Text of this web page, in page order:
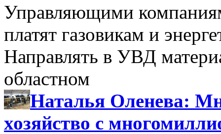
Управляющими
платят газовикам и
Направлять в УВД
областном
Наталья Оленева:
хозяйство с